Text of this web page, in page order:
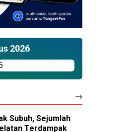
2026
Subuh, Sejumlah
Terdampak